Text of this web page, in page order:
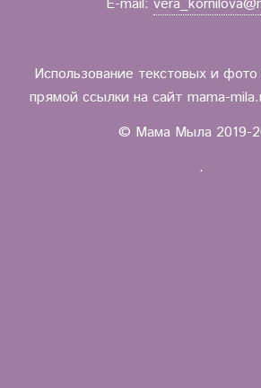
Использование текстовых и
прямой ссылки на сайт mama-
© Мама Мыла 2019-
.